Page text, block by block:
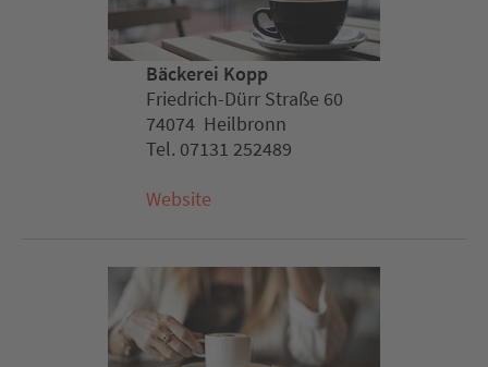
Bäckerei Kopp
Friedrich-Dürr Straße 60
74074 Heilbronn
Tel. 07131 252489
Website